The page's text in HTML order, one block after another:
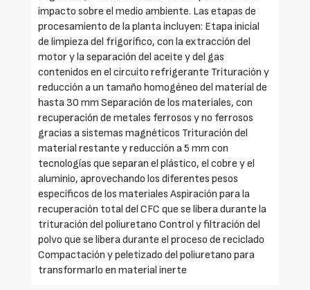
impacto sobre el medio ambiente. Las etapas de
procesamiento de la planta incluyen: Etapa inicial
de limpieza del frigorífico, con la extracción del
motor y la separación del aceite y del gas
contenidos en el circuito refrigerante Trituración y
reducción a un tamaño homogéneo del material de
hasta 30 mm Separación de los materiales, con
recuperación de metales ferrosos y no ferrosos
gracias a sistemas magnéticos Trituración del
material restante y reducción a 5 mm con
tecnologías que separan el plástico, el cobre y el
aluminio, aprovechando los diferentes pesos
específicos de los materiales Aspiración para la
recuperación total del CFC que se libera durante la
trituración del poliuretano Control y filtración del
polvo que se libera durante el proceso de reciclado
Compactación y peletizado del poliuretano para
transformarlo en material inerte